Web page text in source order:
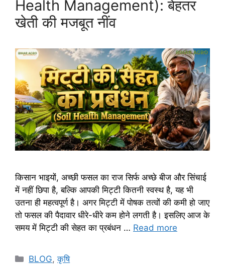
Health Management): बेहतर
खेती की मजबूत नींव
किसान भाइयों, अच्छी फसल का राज सिर्फ अच्छे बीज और सिंचाई
में नहीं छिपा है, बल्कि आपकी मिट्टी कितनी स्वस्थ है, यह भी
उतना ही महत्वपूर्ण है। अगर मिट्टी में पोषक तत्वों की कमी हो जाए
तो फसल की पैदावार धीरे-धीरे कम होने लगती है। इसलिए आज के
समय में मिट्टी की सेहत का प्रबंधन … Read more
BLOG,कृषि